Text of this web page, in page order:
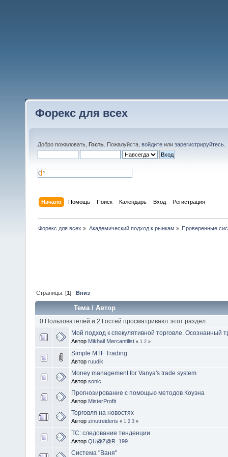
Форекс для всех
Добро пожаловать, Гость . Пожалуйста, войдите или зарегистрируйтесь
Начало Помощь Поиск Календарь Вход Регистрация
Форекс для всех » Академический подход к рынкам » Проверенные
Страницы: [1]Вниз
Тема/Автор
0 Пользователей и 2 Гостей просматривают этот раздел.
Мой подход к спекулятивной торговле. Осознанный
Автор Mikhail Mercantilist « 1 2 »
Simple MTF Trading
Автор ruudik
Money management for Vanya's trade system
Автор sonic
Прогнозирование с помощью методов Коуэна
Автор MisterProfit
Торговля на новостях
Автор zinutreideris « 1 2 3 »
ТС: следование тенденции
Автор QU@Z@R_199
Система "Ваня"